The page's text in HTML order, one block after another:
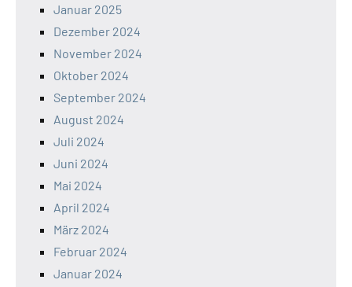
Januar 2025
Dezember 2024
November 2024
Oktober 2024
September 2024
August 2024
Juli 2024
Juni 2024
Mai 2024
April 2024
März 2024
Februar 2024
Januar 2024